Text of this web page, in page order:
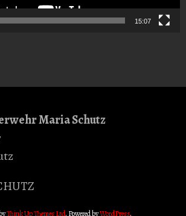
15:07
Maria Schutz
Think Up Themes Ltd. Powered byWordPress.